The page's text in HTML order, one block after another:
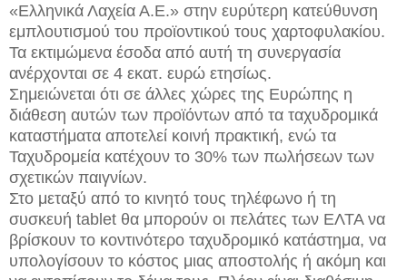
«Ελληνικά Λαχεία Α.Ε.» στην ευρύτερη κατεύθυνση
εμπλουτισμού του προϊοντικού τους χαρτοφυλακίου.
Τα εκτιμώμενα έσοδα από αυτή τη συνεργασία
ανέρχονται σε 4 εκατ. ευρώ ετησίως.
Σημειώνεται ότι σε άλλες χώρες της Ευρώπης η
διάθεση αυτών των προϊόντων από τα ταχυδρομικά
καταστήματα αποτελεί κοινή πρακτική, ενώ τα
Ταχυδρομεία κατέχουν το 30% των πωλήσεων των
σχετικών παιγνίων.
Στο μεταξύ από το κινητό τους τηλέφωνο ή τη
συσκευή tablet θα μπορούν οι πελάτες των ΕΛΤΑ να
βρίσκουν το κοντινότερο ταχυδρομικό κατάστημα, να
υπολογίσουν το κόστος μιας αποστολής ή ακόμη και